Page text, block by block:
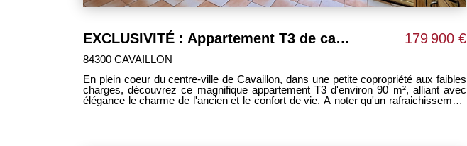
EXCLUSIVITÉ : Appartement T3 de caractère avec extérieur en centre-ville face à la colline St Jacques 179 900 €
84300 CAVAILLON
En plein coeur du centre-ville de Cavaillon, dans une petite copropriété aux faibles
charges, découvrez ce magnifique appartement T3 d'environ 90 m², alliant avec
élégance le charme de l'ancien et le confort de vie. A noter qu'un rafraichissement